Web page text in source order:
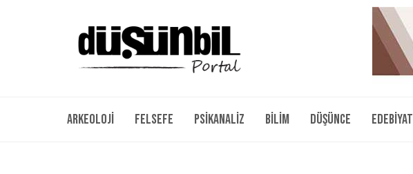
Arkeoloji Felsefe Psikanaliz Bilim Düşünce Edebiyat